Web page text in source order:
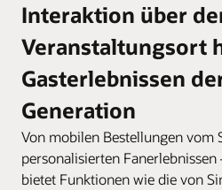
Interaktion über
Veranstaltungsort
Gasterlebnissen
Generation
Von mobilen Bestellungen vom
personalisierten
bietet Funktionen wie die von